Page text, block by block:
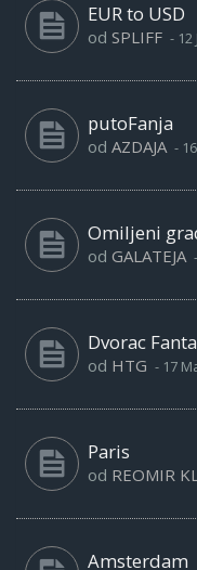
EUR to USD
od SPLIFF -
putoFanja
od AZDAJA -
Omiljeni
od GALATEJA -
Dvorac
od HTG - 17
Paris
od REOMIR
Amsterdam